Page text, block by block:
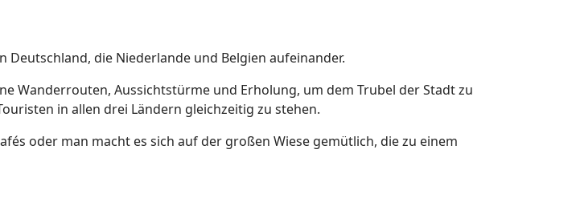
die Niederlande und Belgien aufeinander.
Wanderrouten, Aussichtstürme und Erholung, um dem Trubel der Stadt zu
in allen drei Ländern gleichzeitig zu stehen.
oder man macht es sich auf der großen Wiese gemütlich, die zu einem